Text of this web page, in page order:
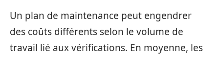
Un plan de maintenance peut engendrer
des coûts différents selon le volume de
travail lié aux vérifications. En moyenne, les